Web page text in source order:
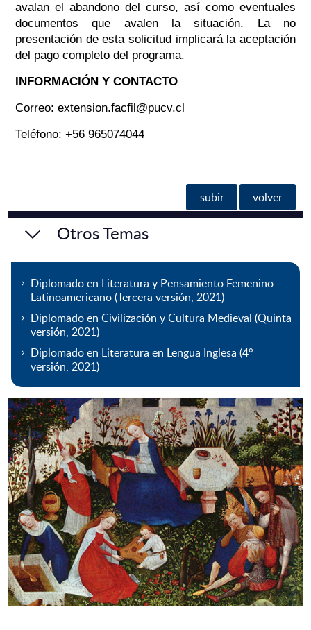
avalan el abandono del curso, así como eventuales
documentos que avalen la situación. La no
presentación de esta solicitud implicará la aceptación
del pago completo del programa.
INFORMACIÓN Y CONTACTO
Correo: extension.facfil@pucv.cl
Teléfono: +56 965074044
subir volver
Otros Temas
Diplomado en Literatura y Pensamiento Femenino
Latinoamericano (Tercera versión, 2021)
Diplomado en Civilización y Cultura Medieval (Quinta
versión, 2021)
Diplomado en Literatura en Lengua Inglesa (4°
versión, 2021)